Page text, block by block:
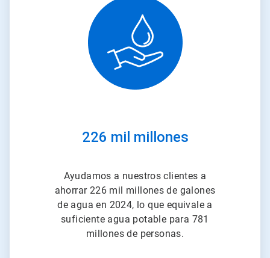
226 mil millones
Ayudamos a nuestros clientes a
ahorrar 226 mil millones de galones
de agua en 2024, lo que equivale a
suficiente agua potable para 781
millones de personas.